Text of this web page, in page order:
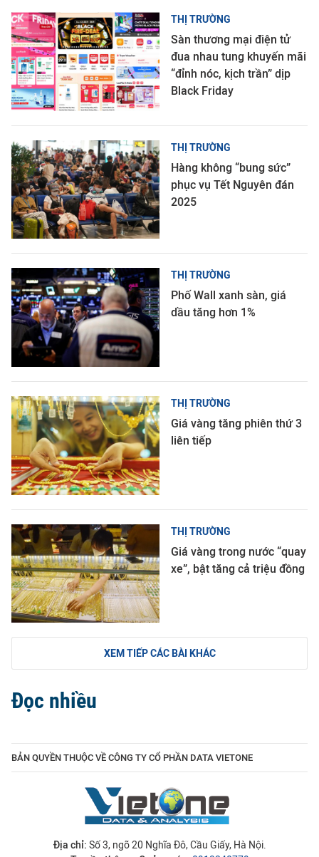
THỊ TRƯỜNG
Sàn thương mại điện tử
đua nhau tung khuyến mãi
“đỉnh nóc, kịch trần” dịp
Black Friday
THỊ TRƯỜNG
Hàng không “bung sức”
phục vụ Tết Nguyên đán
2025
THỊ TRƯỜNG
Phố Wall xanh sàn, giá
dầu tăng hơn 1%
THỊ TRƯỜNG
Giá vàng tăng phiên thứ 3
liên tiếp
THỊ TRƯỜNG
Giá vàng trong nước “quay
xe”, bật tăng cả triệu đồng
XEM TIẾP CÁC BÀI KHÁC
Đọc nhiều
BẢN QUYỀN THUỘC VỀ CÔNG TY CỔ PHẦN DATA VIETONE
Địa chỉ: Số 3, ngõ 20 Nghĩa Đô, Cầu Giấy, Hà Nội.